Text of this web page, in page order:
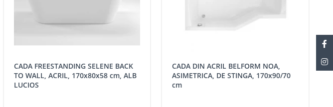
CADA FREESTANDING SELENE BACK
TO WALL, ACRIL, 170x80x58 cm, ALB
LUCIOS
CADA DIN ACRIL BELFORM NOA,
ASIMETRICA, DE STINGA, 170x90/70
cm